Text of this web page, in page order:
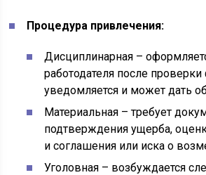
Процедура привлечения:
Дисциплинарная –
работодателя после
уведомляется и может дать
Материальная – требует
подтверждения ущерба,
и соглашения или иска о
Уголовная – возбуждается